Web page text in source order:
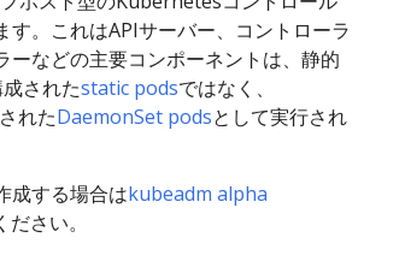
す。これはAPIサーバー、コントローラ
ーなどの主要コンポーネントは、静的
されたstatic podsではなく、
れたDaemonSet podsとして実行され
成する場合はkubeadm alpha
さい。